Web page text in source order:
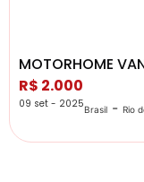
MOTORHOME
R$ 2.000
09 set - 2025Brasil - Rio